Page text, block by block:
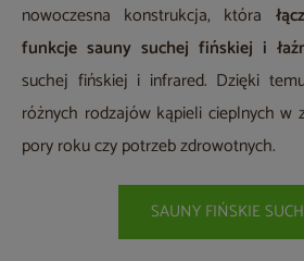
nowoczesna konstrukcja, która
funkcje sauny suchej fińskiej i
suchej fińskiej i infrared. Dzięki
różnych rodzajów kąpieli cieplnych w
pory roku czy potrzeb zdrowotnych.
SAUNY FIŃSKIE